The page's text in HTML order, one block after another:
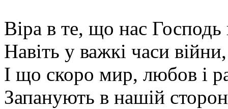
Віра в те, що нас Господь
Навіть у важкі часи війни,
І що скоро мир, любов і
Запанують в нашій